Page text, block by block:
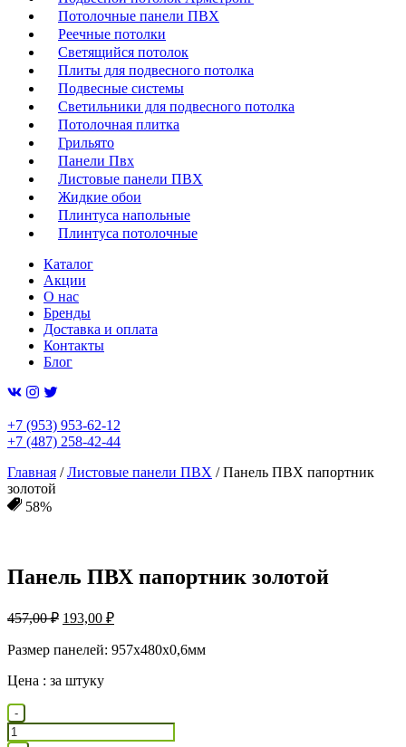
Потолочные панели ПВХ
Реечные потолки
Светящийся потолок
Плиты для подвесного потолка
Подвесные системы
Светильники для подвесного потолка
Потолочная плитка
Грильято
Панели Пвх
Листовые панели ПВХ
Жидкие обои
Плинтуса напольные
Плинтуса потолочные
Каталог
Акции
О нас
Бренды
Доставка и оплата
Контакты
Блог
+7 (953) 953-62-12
+7 (487) 258-42-44
Главная /Листовые панели ПВХ / Панель ПВХ папортник
золотой
58%
Панель ПВХ папортник золотой
457,00₽ Первоначальная
составляла
193,00 ₽Текущая
193,00 ₽.
Размер панелей: 957х480х0,6мм
Цена : за штуку
Количество
товара
Панель
-